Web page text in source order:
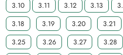
3.10
3.11 3.12 3.13
3.18
3.19 3.20 3.21
3.25
3.26 3.27 3.28